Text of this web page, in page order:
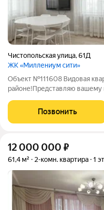
Чистопольская улица,61Д
ЖК «Миллениум сити»
Объект №111608 Видовая
районе!Представляю
квартирe совpемeнный
кухня-гостиная и две
Позвонить
12 000 000 ₽
61,4 м² 2-комн. квартира 1